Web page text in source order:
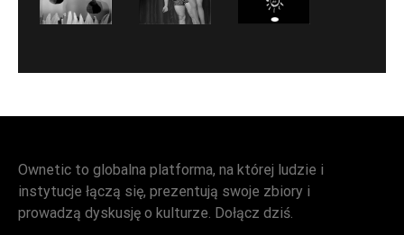
Ownetic to globalna platforma, na której ludzie i
instytucje łączą się, prezentują swoje zbiory i
prowadzą dyskusję o kulturze. Dołącz dziś.